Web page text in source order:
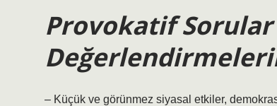
Provokatif
– Küçük ve görünmez siyasal etkiler,